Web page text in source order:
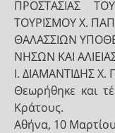
ΠΡΟΣΤΑΣΙΑΣ
ΤΟΥΡΙΣΜΟΥ Χ.
ΘΑΛΑΣΣΙΩΝ
ΝΗΣΩΝ ΚΑΙ
Ι. ΔΙΑΜΑΝΤΙΔΗΣ
Θεωρήθηκε και
Κράτους.
Αθήνα, 10